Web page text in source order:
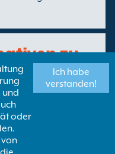
zu
Fähren von Italien
Fähren nach Italien
und
oder
von
Ich habe
verstanden!